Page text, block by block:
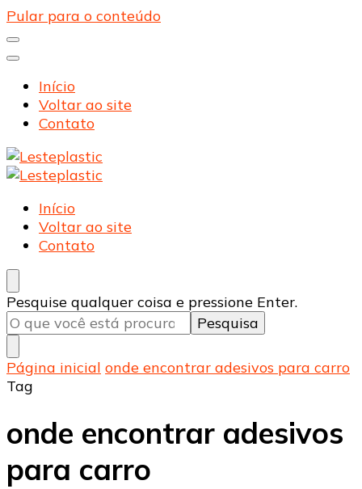
Pular para o conteúdo
Início
Voltar ao site
Contato
Lesteplastic
Blog – Lesteplastic
Lesteplastic
Blog – Lesteplastic
Início
Voltar ao site
Contato
Procurando
algo?
Pesquise qualquer coisa e pressione Enter.
Página inicial onde encontrar adesivos para carro
Tag
onde encontrar adesivos
para carro